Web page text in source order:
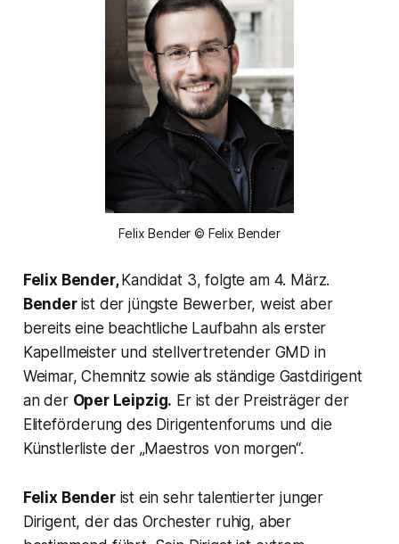
Felix Bender © Felix Bender
Felix Bender, Kandidat 3, folgte am 4. März.
Bender ist der jüngste Bewerber, weist aber
bereits eine beachtliche Laufbahn als erster
Kapellmeister und stellvertretender GMD in
Weimar, Chemnitz sowie als ständige Gastdirigent
an der Oper Leipzig. Er ist der Preisträger der
Eliteförderung des Dirigentenforums und die
Künstlerliste der „Maestros von morgen“.
Felix Benderist ein sehr talentierter junger
Dirigent, der das Orchester ruhig, aber